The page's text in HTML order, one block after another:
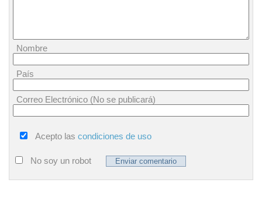
Nombre
País
Correo Electrónico (No se publicará)
Acepto las condiciones de uso
No soy un robot